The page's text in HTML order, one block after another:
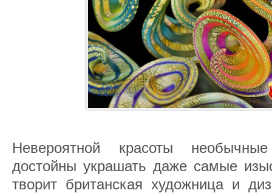
Невероятной красоты
достойны украшать даже самые
творит британская художница и